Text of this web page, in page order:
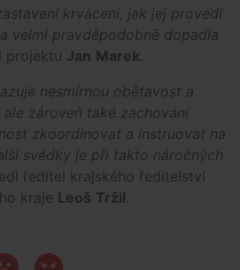
krvácení, jak jej provedl
velmi pravděpodobně dopadla
projektu Jan Marek.
nesmírnou obětavost a
zároveň také zachování
zkoordinovat a instruovat na
svědky je při takto náročných
ředitel krajského ředitelství
kraje Leoš Tržil.